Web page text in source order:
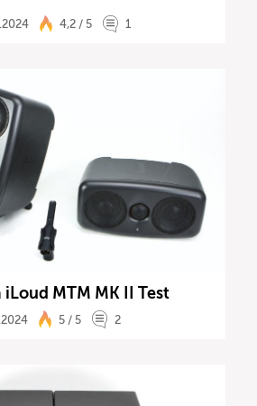
4,2 / 5 1
iLoud MTM MK II Test
5 / 5 2